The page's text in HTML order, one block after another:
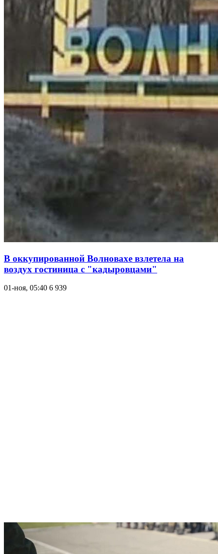
В оккупированной Волновахе взлетела на
воздух гостиница с "кадыровцами"
01-ноя, 05:40 6 939